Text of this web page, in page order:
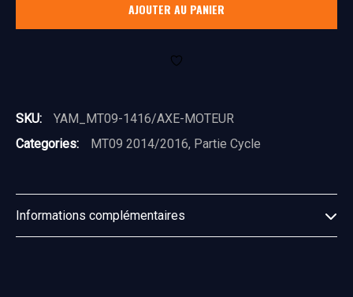
AJOUTER AU PANIER
SKU:
YAM_MT09-1416/AXE-MOTEUR
Categories:
MT09 2014/2016, Partie Cycle
Informations complémentaires